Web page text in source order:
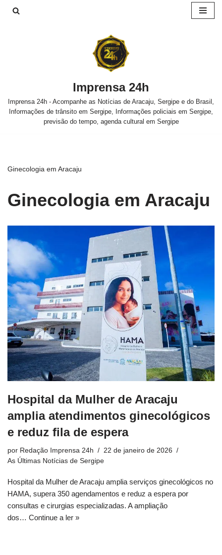
Imprensa 24h
Imprensa 24h - Acompanhe as Notícias de Aracaju, Sergipe e do Brasil,
Informações de trânsito em Sergipe, Informações policiais em Sergipe,
previsão do tempo, agenda cultural em Sergipe
Ginecologia em Aracaju
Ginecologia em Aracaju
Hospital da Mulher de Aracaju
amplia atendimentos ginecológicos
e reduz fila de espera
por Redação Imprensa 24h
22 de janeiro de 2026
As Últimas Notícias de Sergipe
Hospital da Mulher de Aracaju amplia serviços ginecológicos no
HAMA, supera 350 agendamentos e reduz a espera por
consultas e cirurgias especializadas. A ampliação
dos… Continue a ler »